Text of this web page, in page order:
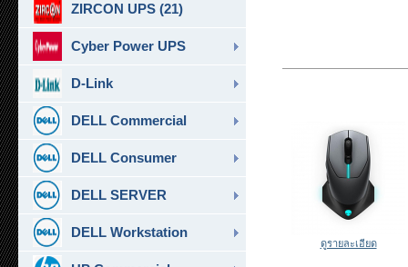
ดูรายละเอียด
ZIRCON UPS (21)
Cyber Power UPS
D-Link
DELL Commercial
DELL Consumer
DELL SERVER
DELL Workstation